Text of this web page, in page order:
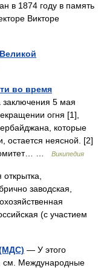
в 1874 году в память
Викторе
во время
5 мая
огня [1],
которые
остается неясной. [2]
…
Википедия
заводская,
(с участием
— У этого
см. Международные